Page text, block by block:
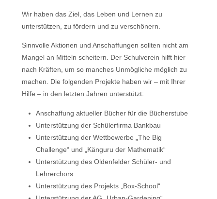
Wir haben das Ziel, das Leben und Lernen zu
unterstützen, zu fördern und zu verschönern.
Sinnvolle Aktionen und Anschaffungen sollten nicht am
Mangel an Mitteln scheitern. Der Schulverein hilft hier
nach Kräften, um so manches Unmögliche möglich zu
machen. Die folgenden Projekte haben wir – mit Ihrer
Hilfe – in den letzten Jahren unterstützt:
Anschaffung aktueller Bücher für die Bücherstube
Unterstützung der Schülerfirma Bankbau
Unterstützung der Wettbewerbe „The Big
Challenge“ und „Känguru der Mathematik“
Unterstützung des Oldenfelder Schüler- und
Lehrerchors
Unterstützung des Projekts „Box-School“